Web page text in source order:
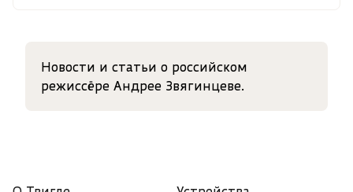
Новости и статьи о российском
режиссёре Андрее Звягинцеве.